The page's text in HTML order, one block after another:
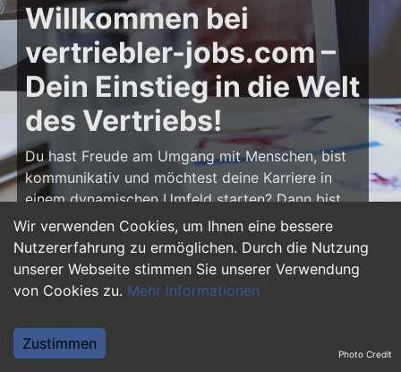
Wir verwenden Cookies, um Ihnen eine bessere
Nutzererfahrung zu ermöglichen. Durch die Nutzung
unserer Webseite stimmen Sie unserer Verwendung
von Cookies zu. Mehr Informationen
Zustimmen
Willkommen bei
vertriebler-jobs.com –
Dein Einstieg in die Welt
des Vertriebs!
Du hast Freude am Umgang mit Menschen, bist
kommunikativ und möchtest deine Karriere in
einem dynamischen Umfeld starten? Dann bist
du aufvertriebler-jobs.comgenau richtig! Hier
findest du zahlreiche Ausbildungsplätze und
Einstiegsjobs im Vertrieb – von klassischen
Vertriebspositionen über Außendienst bis hin zu
Vertriebler und entwickle deine Talente!
Photo Credit